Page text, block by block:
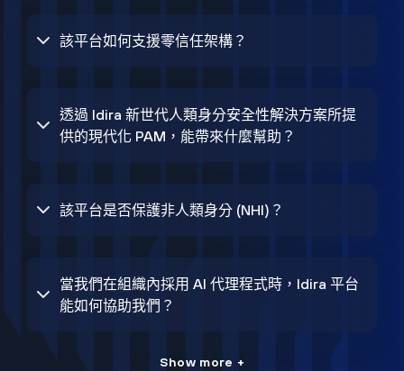
該平台如何支援零信任架構？
透過 Idira 新世代人類身分安全性解決方案所提
供的現代化 PAM，能帶來什麼幫助？
該平台是否保護非人類身分 (NHI)？
當我們在組織內採用 AI 代理程式時，Idira 平台
能如何協助我們？
Show more +